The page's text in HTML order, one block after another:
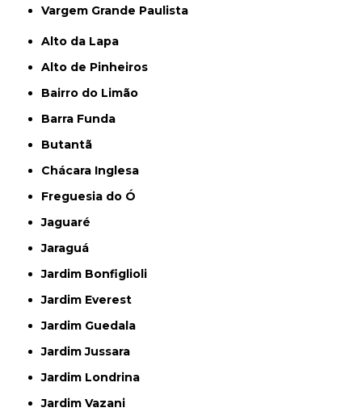
Vargem Grande Paulista
Alto da Lapa
Alto de Pinheiros
Bairro do Limão
Barra Funda
Butantã
Chácara Inglesa
Freguesia do Ó
Jaguaré
Jaraguá
Jardim Bonfiglioli
Jardim Everest
Jardim Guedala
Jardim Jussara
Jardim Londrina
Jardim Vazani